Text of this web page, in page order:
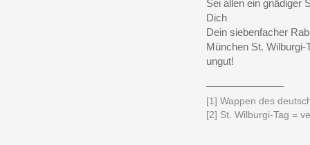
Sei allen ein gnädiger
Dich
Dein siebenfacher
München St. Wilburgi-
ungut!
[1] Wappen des
[2] St. Wilburgi-Tag =